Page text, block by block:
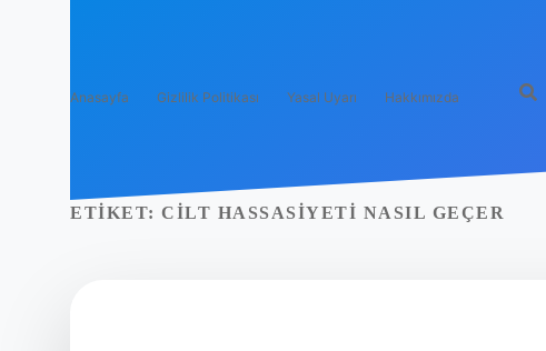
Anasayfa Gizlilik Politikası Yasal Uyarı Hakkımızda
ETIKET: CILT HASSASIYETI NASIL GEÇER